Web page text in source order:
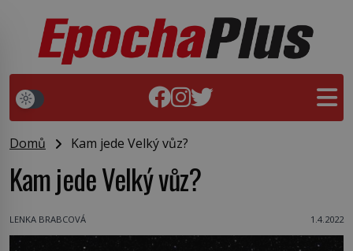
Domů Kam jede Velký vůz?
Kam jede Velký vůz?
LENKA BRABCOVÁ 1.4.2022